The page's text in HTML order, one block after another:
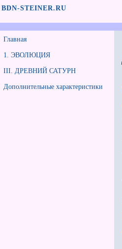
BDN-STEINER.RU
Главная
1. ЭВОЛЮЦИЯ
III. ДРЕВНИЙ САТУРН
Дополнительные характеристики